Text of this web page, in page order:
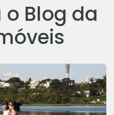
Blog da